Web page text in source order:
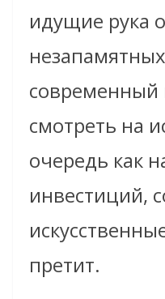
идущие рука
современный
смотреть на
очередь как
инвестиций,
претит.